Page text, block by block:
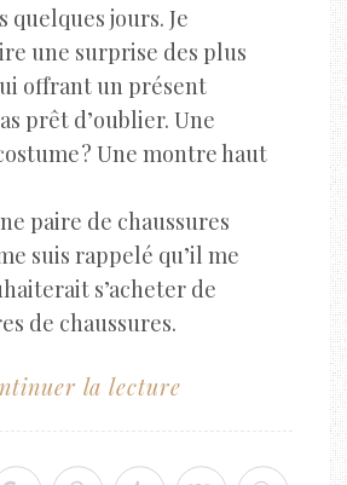
quelques jours. Je
une surprise des plus
offrant un présent
prêt d’oublier. Une
? Une montre haut
paire de chaussures
suis rappelé qu’il me
s’acheter de
de chaussures.
la lecture